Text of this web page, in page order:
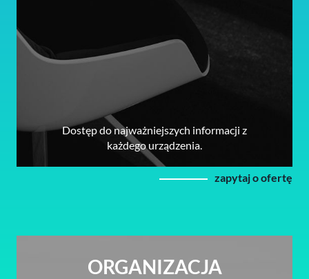
Dostęp do najważniejszych informacji z
każdego urządzenia.
zapytaj o ofertę
ORGANIZACJA